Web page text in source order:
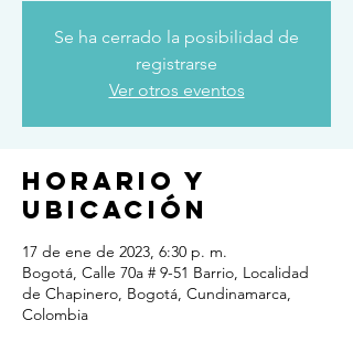
Se ha cerrado la posibilidad de
registrarse
Ver otros eventos
Horario y
ubicación
17 de ene de 2023, 6:30 p. m.
Bogotá, Calle 70a # 9-51 Barrio, Localidad
de Chapinero, Bogotá, Cundinamarca,
Colombia